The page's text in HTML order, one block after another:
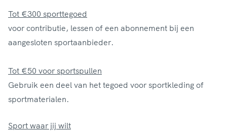
Tot €300 sporttegoed
voor contributie, lessen of een abonnement bij een
aangesloten sportaanbieder.
Tot €50 voor sportspullen
Gebruik een deel van het tegoed voor sportkleding of
sportmaterialen.
Sport waar jij wilt